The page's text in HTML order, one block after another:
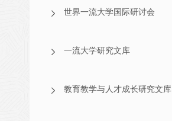
世界一流大学国际研讨会
一流大学研究文库
教育教学与人才成长研究文库